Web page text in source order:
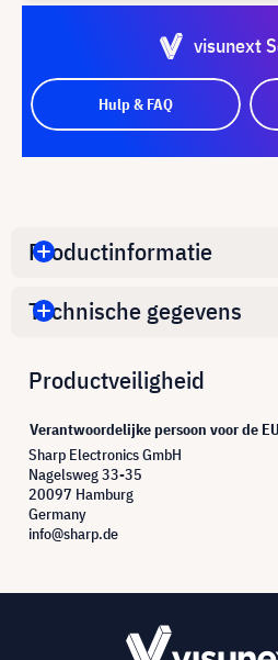
visunext
Hulp & FAQ
Productinformatie
Technische gegevens
Productveiligheid
Verantwoordelijke persoon voor de EU
Sharp Electronics GmbH
Nagelsweg 33-35
20097 Hamburg
Germany
info@sharp.de